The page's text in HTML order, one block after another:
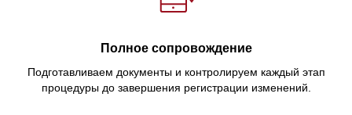
Полное сопровождение
Подготавливаем документы и контролируем каждый этап
процедуры до завершения регистрации изменений.